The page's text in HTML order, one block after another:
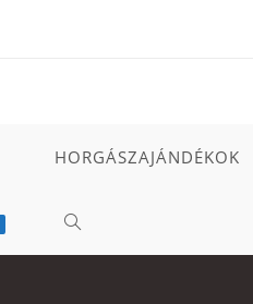
HORGÁSZAJÁNDÉKOK
TOGGLE